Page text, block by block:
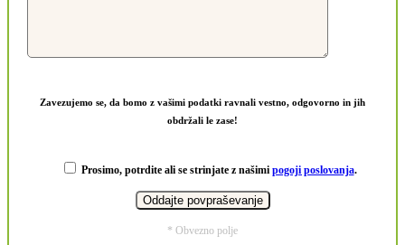
Zavezujemo se, da bomo z vašimi podatki ravnali vestno, odgovorno in jih
obdržali le zase!
Prosimo, potrdite ali se strinjate z našimi pogoji poslovanja.
* Obvezno polje